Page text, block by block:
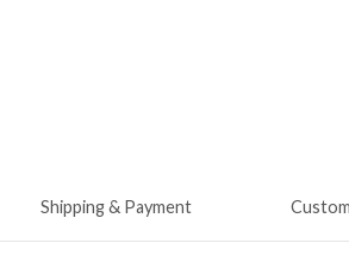
Shipping & Payment